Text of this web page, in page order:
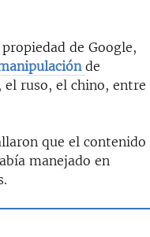
de Google,
de
ruso, el chino, entre
que el contenido
manejado en